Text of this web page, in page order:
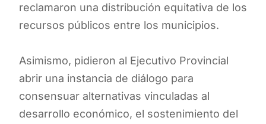
reclamaron una distribución equitativa de los
recursos públicos entre los municipios.
Asimismo, pidieron al Ejecutivo Provincial
abrir una instancia de diálogo para
consensuar alternativas vinculadas al
desarrollo económico, el sostenimiento del